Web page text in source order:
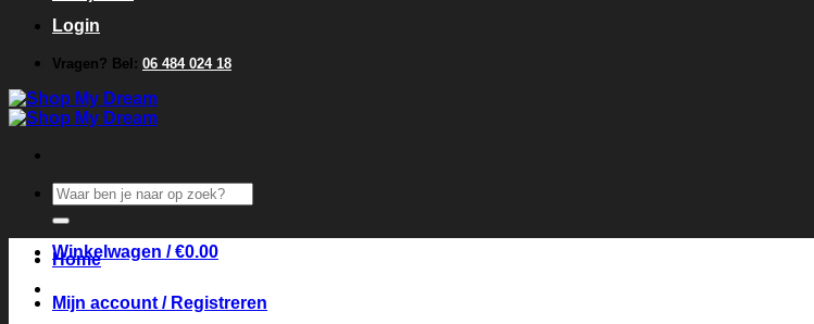
Login
Vragen? Bel: 06 484 024 18
Zoeken
naar:
Winkelwagen /€0.00
Home
Mijn account / Registreren